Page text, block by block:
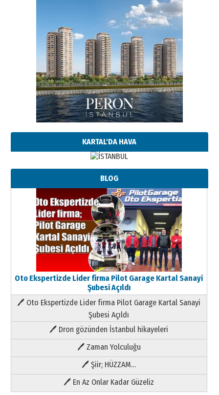
KARTAL'DA HAVA
BLOG
Oto Ekspertizde Lider firma Pilot Garage Kartal Sanayi
Şubesi Açıldı
🖊 Oto Ekspertizde Lider firma Pilot Garage Kartal Sanayi
Şubesi Açıldı
🖊 Dron gözünden İstanbul hikayeleri
🖊 Zaman Yolculuğu
🖊 Şiir; HÜZZAM…
🖊 En Az Onlar Kadar Güzeliz